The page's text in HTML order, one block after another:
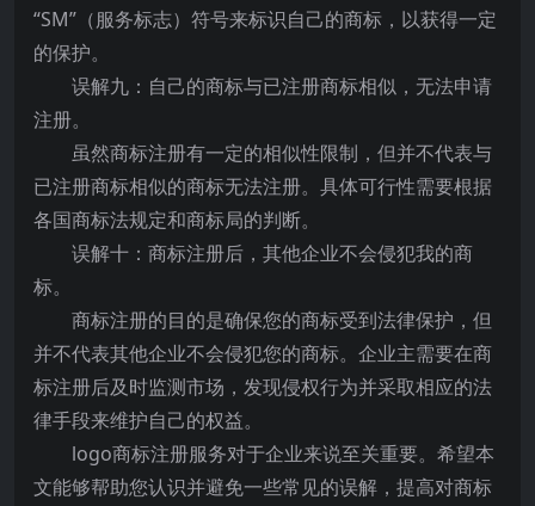
“SM”（服务标志）符号来标识自己的商标，以获得一定
的保护。
误解九：自己的商标与已注册商标相似，无法申请
注册。
虽然商标注册有一定的相似性限制，但并不代表与
已注册商标相似的商标无法注册。具体可行性需要根据
各国商标法规定和商标局的判断。
误解十：商标注册后，其他企业不会侵犯我的商
标。
商标注册的目的是确保您的商标受到法律保护，但
并不代表其他企业不会侵犯您的商标。企业主需要在商
标注册后及时监测市场，发现侵权行为并采取相应的法
律手段来维护自己的权益。
logo商标注册服务对于企业来说至关重要。希望本
文能够帮助您认识并避免一些常见的误解，提高对商标